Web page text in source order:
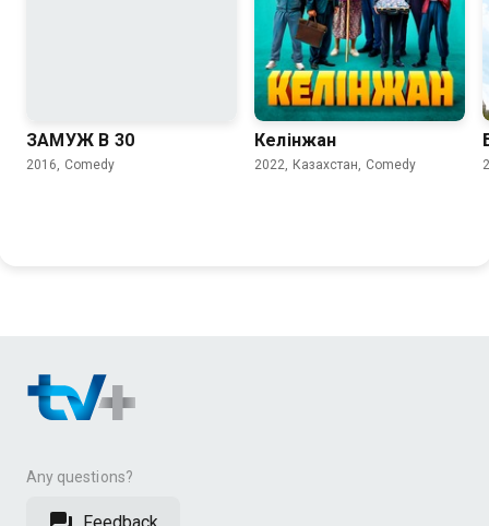
ЗАМУЖ В 30
2016, Comedy
Келiнжан
2022, Казахстан, Comedy
Any questions?